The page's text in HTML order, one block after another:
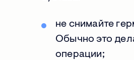
не снимайте
Обычно это
операции;